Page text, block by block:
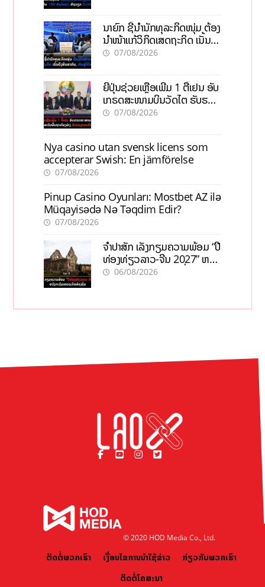
ນາຍົກ ຊີ້ນຳນັກທຸລະກິດໜຸ່ມ ຕ້ອງ
ນຳໜ້າແກ້ວິກິດເສດຖະກິດ ເນັ້ນດຶງ
ທຶນສາກົນ, ຫັນສູ່ດິຈິຕອນ
07/08/2026
ຍີ່ປຸ່ນຊ່ວຍເຫຼືອເພີ່ມ 1 ຕື້ເຢນ ອັບ
ເກຣດສະໜາມບິນວັດໄຕ ຮັບຮອງ
ການເຕີບໂຕ
07/08/2026
Nya casino utan svensk licens som
accepterar Swish: En jämförelse
07/08/2026
Pinup Casino Oyunları: Mostbet AZ ilə
Müqayisədə Nə Təqdim Edir?
07/08/2026
ຈຳປາສັກ ເລັ່ງກຽມຄວາມພ້ອມ “ປີ
ທ່ອງທ່ຽວລາວ-ຈີນ 2027” ຫວັງ
ກະຕຸ້ນເສດຖະກິດທ້ອງຖິ່ນ
06/08/2026
© 2020 HOD Media Co., Ltd.
ຕິດຕໍ່ພວກເຮົາ ເງື່ອນໄຂການນຳໃຊ້ຂ່າວ
ກ່ຽວກັບພວກເຮົາ
ຕິດຕໍ່ໂຄສະນາ